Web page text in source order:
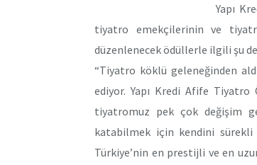
Yapı
tiyatro emekçilerinin ve
düzenlenecek ödüllerle ilgili şu
“Tiyatro köklü geleneğinden
ediyor. Yapı Kredi Afife Tiyatro
tiyatromuz pek çok değişim
katabilmek için kendini sürekli
Türkiye’nin en prestijli ve en